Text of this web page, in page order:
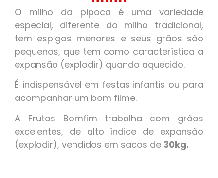
O milho da pipoca é uma variedade
especial, diferente do milho tradicional,
tem espigas menores e seus grãos são
pequenos, que tem como característica a
expansão (explodir) quando aquecido.
É indispensável em festas infantis ou para
acompanhar um bom filme.
A Frutas Bomfim trabalha com grãos
excelentes, de alto índice de expansão
(explodir), vendidos em sacos de 30kg.